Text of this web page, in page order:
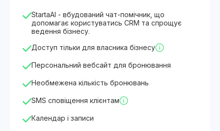
StartaAI - вбудований чат-помічник, що
допомагає користуватись CRM та спрощує
ведення бізнесу.
Доступ тільки для власника бізнесу
Персональний вебсайт для бронювання
Необмежена кількість бронювань
SMS сповіщення клієнтам
Календар і записи